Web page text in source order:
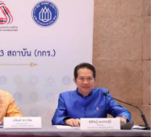
ได้ถึงทุกพื้นที่เลย ดังนั้นวัน
ครงสร้างพื้นฐานให้
ประชาชนมีช่องทางในการ
ผ่านออนไลน์ได้ เพราะ
ยังไม่ดีขึ้น แม้ว่าจะมีการ
ยู่ของผู้คนได้เปลี่ยนแปลง